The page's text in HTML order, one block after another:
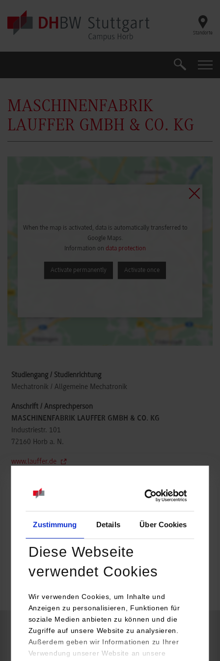
Zustimmung Details Über Cookies
Diese Webseite
verwendet Cookies
Wir verwenden Cookies, um Inhalte und
Anzeigen zu personalisieren, Funktionen für
soziale Medien anbieten zu können und die
Zugriffe auf unsere Website zu analysieren.
Außerdem geben wir Informationen zu Ihrer
Verwendung unserer Website an unsere
Skip to main content
Standorte
Search
MASCHINENFABRIK
LAUFFER GMBH & CO. KG
When the map is activated, data is automatically transferred to
Google Maps.
Information on data protection
Activate permanently Activate once
Mechatronik / Allgemeine Mechatronik
MASCHINENFABRIK LAUFFER GMBH & CO. KG
Industriestr. 101
72160 Horb a. N.
www.lauffer.de
07451-902-281
Elektrotechnik und Informationstechnik / Automation